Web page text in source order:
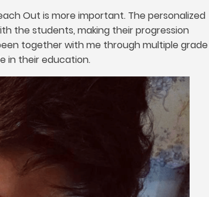
Out is more important. The personalized
the students, making their progression
together with me through multiple grade
in their education.